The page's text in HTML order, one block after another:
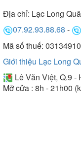
Địa chỉ: Lạc Long
07.92.93.88.68 -
Mã số thuế:
Giới thiệu Lạc Long
Lê Văn Việt, Q.9 -
Mở cửa : 8h - 21h00